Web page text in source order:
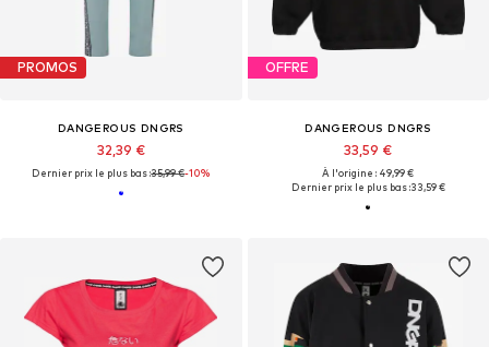
PROMOS
DANGEROUS DNGRS
32,39 €
Dernier prix le plus bas :35,99 €-10%
OFFRE
DANGEROUS DNGRS
33,59 €
À l'origine : 49,99 €
Dernier prix le plus bas :33,59 €